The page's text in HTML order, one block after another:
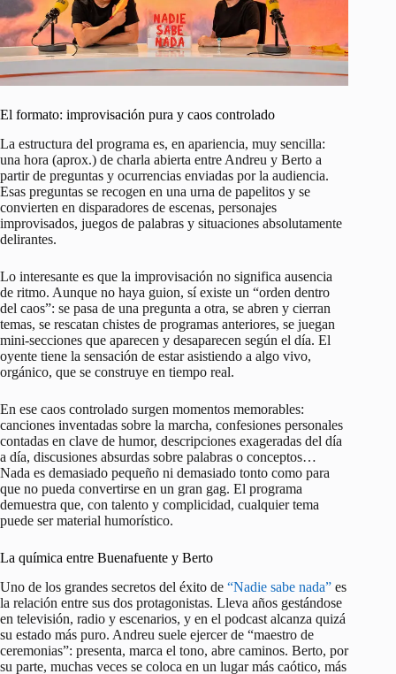
El formato: improvisación pura y caos controlado
La estructura del programa es, en apariencia, muy sencilla:
una hora (aprox.) de charla abierta entre Andreu y Berto a
partir de preguntas y ocurrencias enviadas por la audiencia.
Esas preguntas se recogen en una urna de papelitos y se
convierten en disparadores de escenas, personajes
improvisados, juegos de palabras y situaciones absolutamente
delirantes.
Lo interesante es que la improvisación no significa ausencia
de ritmo. Aunque no haya guion, sí existe un “orden dentro
del caos”: se pasa de una pregunta a otra, se abren y cierran
temas, se rescatan chistes de programas anteriores, se juegan
mini-secciones que aparecen y desaparecen según el día. El
oyente tiene la sensación de estar asistiendo a algo vivo,
orgánico, que se construye en tiempo real.
En ese caos controlado surgen momentos memorables:
canciones inventadas sobre la marcha, confesiones personales
contadas en clave de humor, descripciones exageradas del día
a día, discusiones absurdas sobre palabras o conceptos…
Nada es demasiado pequeño ni demasiado tonto como para
que no pueda convertirse en un gran gag. El programa
demuestra que, con talento y complicidad, cualquier tema
puede ser material humorístico.
La química entre Buenafuente y Berto
Uno de los grandes secretos del éxito de “Nadie sabe nada” es
la relación entre sus dos protagonistas. Lleva años gestándose
en televisión, radio y escenarios, y en el podcast alcanza quizá
su estado más puro. Andreu suele ejercer de “maestro de
ceremonias”: presenta, marca el tono, abre caminos. Berto, por
su parte, muchas veces se coloca en un lugar más caótico, más